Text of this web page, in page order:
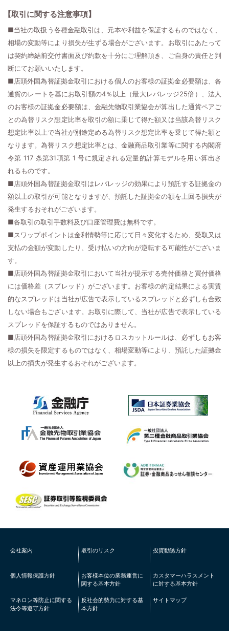
【取引に関する注意事項】
■当社の取扱う各種金融取引は、元本や利益を保証するものではなく、
相場の変動等により損失が生ずる場合がございます。お取引にあたって
は契約締結前交付書面及び約款を十分にご理解頂き、ご自身の責任と判
断にてお願いいたします。
■店頭外国為替証拠金取引における個人のお客様の証拠金必要額は、各
通貨のレートを基にお取引額の4％以上（最大レバレッジ25倍）、法人
のお客様の証拠金必要額は、金融先物取引業協会が算出した通貨ペアご
との為替リスク想定比率を取引の額に乗じて得た額又は当該為替リスク
想定比率以上で当社が別途定める為替リスク想定比率を乗じて得た額と
なります。為替リスク想定比率とは、金融商品取引業等に関する内閣府
令第 117 条第31項第 1 号に規定される定量的計算モデルを用い算出さ
れるものです。
■店頭外国為替証拠金取引はレバレッジの効果により預託する証拠金の
額以上の取引が可能となりますが、預託した証拠金の額を上回る損失が
発生するおそれがございます。
■各取引の取引手数料及び口座管理費は無料です。
■スワップポイントは金利情勢等に応じて日々変化するため、受取又は
支払の金額が変動したり、受け払いの方向が逆転する可能性がございま
す。
■店頭外国為替証拠金取引において当社が提示する売付価格と買付価格
には価格差（スプレッド）がございます。お客様の約定結果による実質
的なスプレッドは当社が広告で表示しているスプレッドと必ずしも合致
しない場合もございます。お取引に際して、当社が広告で表示している
スプレッドを保証するものではありません。
■店頭外国為替証拠金取引におけるロスカットルールは、必ずしもお客
様の損失を限定するものではなく、相場変動等により、預託した証拠金
以上の損失が発生するおそれがございます。
会社案内 取引のリスク 投資勧誘方針
個人情報保護方針
お客様本位の業務運営に
関する基本方針
カスタマーハラスメント
に対する基本方針
マネロン等防止に関する
法令等遵守方針
反社会的勢力に対する基
本方針
サイトマップ